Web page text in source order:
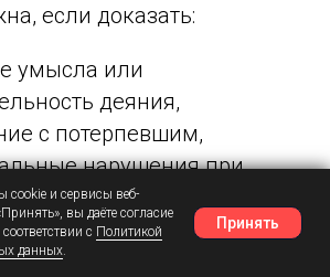
если доказать:
умысла или
деяния,
с потерпевшим,
нарушения при
протокола,
правонарушения
РФ).
и сервисы веб-
вы даёте согласие
с Политикой
данных.
Принять
Шансы